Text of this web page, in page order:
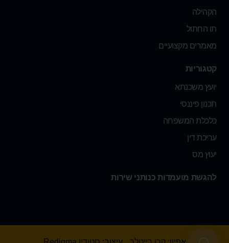
הקהילה
תו החתול
מאמרים מקצועיים
קטגוריות
יועץ משכנתא
תכנון פיננסי
כלכלת המשפחה
עריכת דין
יעוץ מס
להגשת מועמדות כנותני שירות